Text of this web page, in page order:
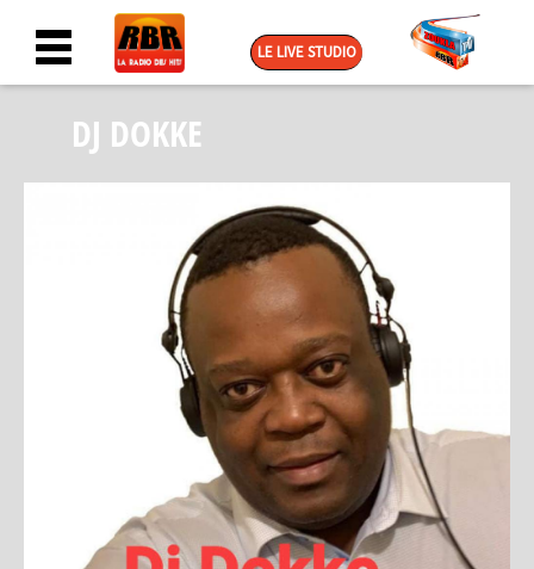
LE LIVE STUDIO
DJ DOKKE